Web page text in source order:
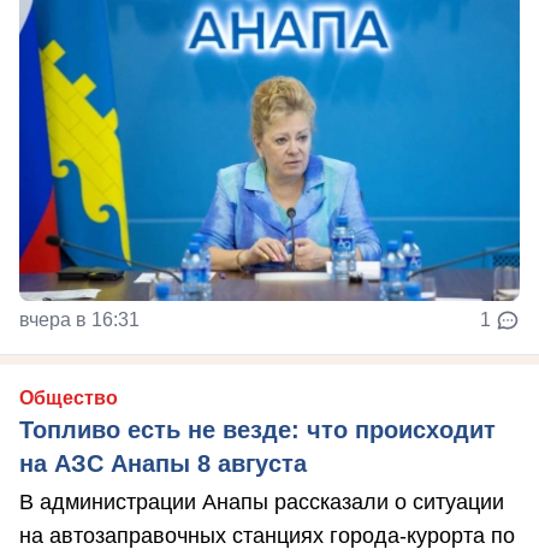
вчера в 16:31 1
Общество
Топливо есть не везде: что происходит
на АЗС Анапы 8 августа
В администрации Анапы рассказали о ситуации
на автозаправочных станциях города-курорта по